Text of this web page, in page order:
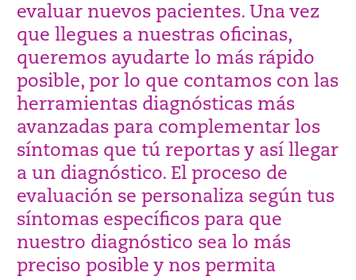
evaluar nuevos pacientes. Una vez
que llegues a nuestras oficinas,
queremos ayudarte lo más rápido
posible, por lo que contamos con las
herramientas diagnósticas más
avanzadas para complementar los
síntomas que tú reportas y así llegar
a un diagnóstico. El proceso de
evaluación se personaliza según tus
síntomas específicos para que
nuestro diagnóstico sea lo más
preciso posible y nos permita